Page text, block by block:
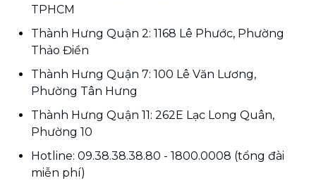
TPHCM
Thành Hưng Quận 2: 1168 Lê Phước, Phường
Thảo Điền
Thành Hưng Quận 7: 100 Lê Văn Lương,
Phường Tân Hưng
Thành Hưng Quận 11: 262E Lạc Long Quân,
Phường 10
Hotline: 09.38.38.38.80 - 1800.0008 (tổng đài
miễn phí)